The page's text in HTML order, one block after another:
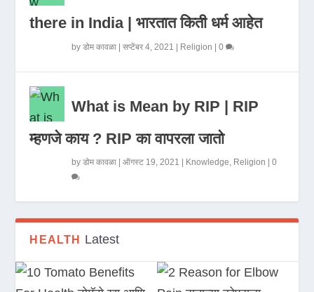
there in India | भारतात किती धर्म आहेत
byडोम कावळा |सप्टेंबर 4, 2021 Religion |0
What is Mean by RIP | RIP
म्हणजे काय ? RIP का वापरला जातो
byडोम कावळा |ऑगस्ट 19, 2021 Knowledge, Religion |0
HEALTH Latest